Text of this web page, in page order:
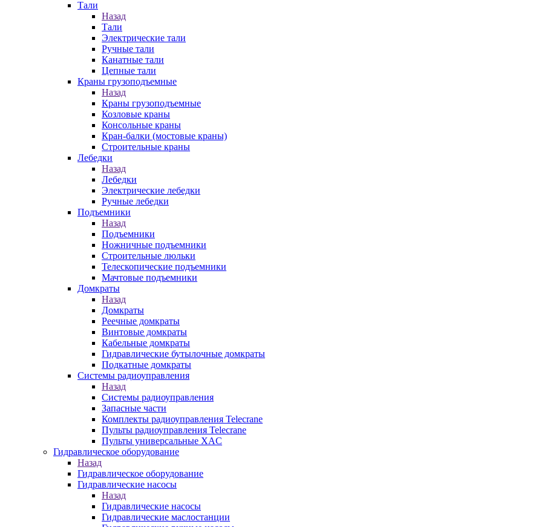
Тали
Назад
Тали
Электрические тали
Ручные тали
Канатные тали
Цепные тали
Краны грузоподъемные
Назад
Краны грузоподъемные
Козловые краны
Консольные краны
Кран-балки (мостовые краны)
Строительные краны
Лебедки
Назад
Лебедки
Электрические лебедки
Ручные лебедки
Подъемники
Назад
Подъемники
Ножничные подъемники
Строительные люльки
Телескопические подъемники
Мачтовые подъемники
Домкраты
Назад
Домкраты
Реечные домкраты
Винтовые домкраты
Кабельные домкраты
Гидравлические бутылочные домкраты
Подкатные домкраты
Системы радиоуправления
Назад
Системы радиоуправления
Запасные части
Комплекты радиоуправления Telecrane
Пульты радиоуправления Telecrane
Пульты универсальные XAC
Гидравлическое оборудование
Назад
Гидравлическое оборудование
Гидравлические насосы
Назад
Гидравлические насосы
Гидравлические маслостанции